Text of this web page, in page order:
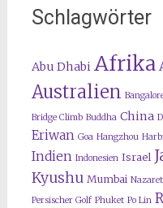
Schlagwörter
Abu Dhabi Afrika
Australien
Bridge Climb Buddha China
Eriwan Goa Hangzhou
Indien Indonesien Israel
Kyushu Mumbai
Persischer Golf Phuket Po Lin